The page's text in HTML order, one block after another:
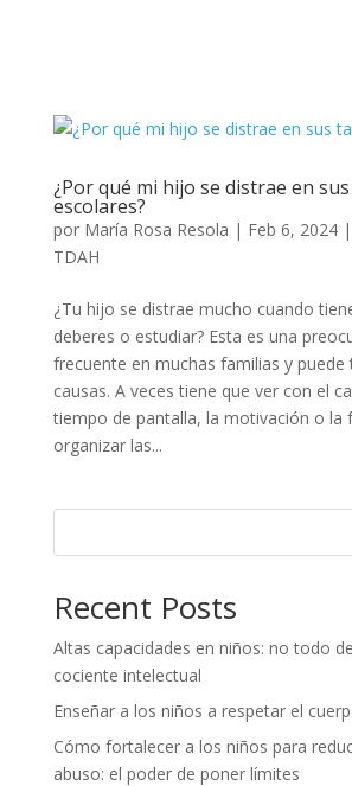
¿Por qué mi hijo se distrae en
escolares?
por María Rosa Resola | Feb 6, 2024|
TDAH
¿Tu hijo se distrae mucho cuando
deberes o estudiar? Esta es una
frecuente en muchas familias y puede
causas. A veces tiene que ver con el
tiempo de pantalla, la motivación o la
organizar las...
Recent Posts
Altas capacidades en niños: no todo
cociente intelectual
Enseñar a los niños a respetar el
Cómo fortalecer a los niños para
abuso: el poder de poner límites